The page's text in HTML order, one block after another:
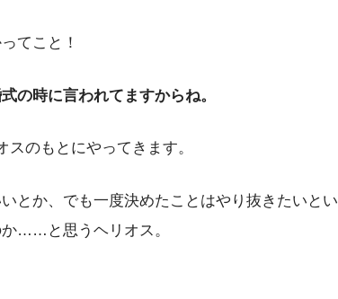
てこと！
の時に言われてますからね。
のもとにやってきます。
とか、でも一度決めたことはやり抜きたいとい
……と思うヘリオス。